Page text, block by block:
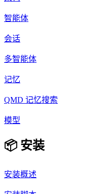
智能体
会话
多智能体
记忆
QMD 记忆搜索
模型
📦 安装
安装概述